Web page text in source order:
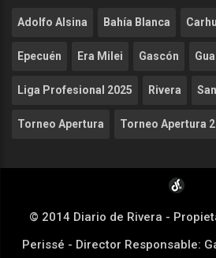
Adolfo Alsina Bahía Blanca
Epecuén Era Milei Gascón
Liga Profesional 2025 Rivera
Torneo Apertura Torneo Apertura
© 2014 Diario de Rivera -
Perissé - Director Responsable: